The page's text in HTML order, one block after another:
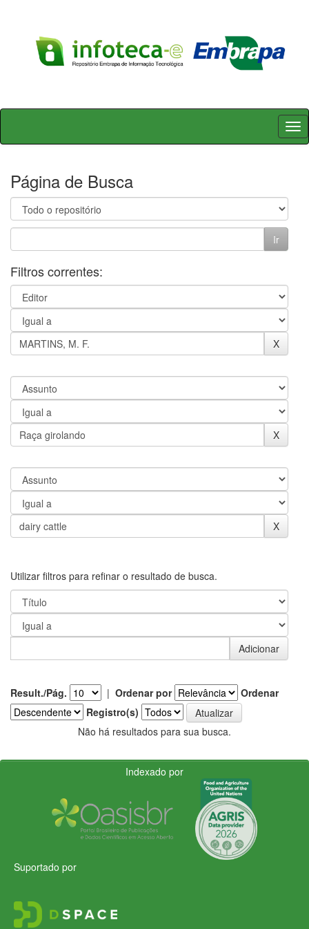
Skip
Página de Busca
Filtros correntes:
Utilizar filtros para refinar o resultado de busca.
Result./Pág. | Ordenar por
Ordenar
Registro(s)
Não há resultados para sua busca.
Indexado por
Suportado por